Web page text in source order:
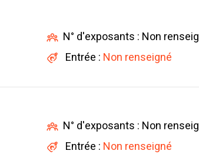
N° d'exposants : Non
Entrée : Non renseigné
N° d'exposants : Non
Entrée : Non renseigné